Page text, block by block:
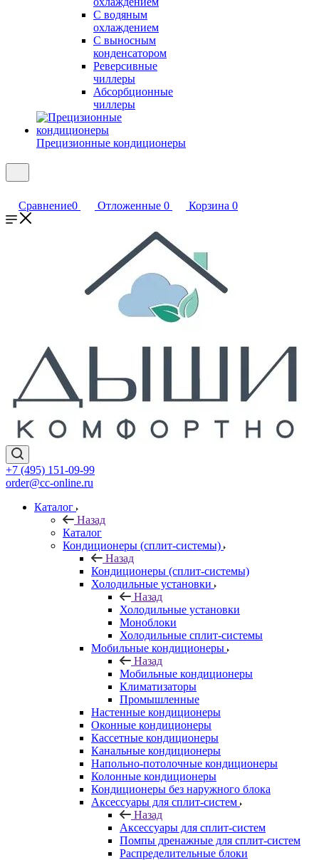
С водяным
охлаждением
С выносным
конденсатором
Реверсивные
чиллеры
Абсорбционные
чиллеры
Прецизионные кондиционеры
Сравнение0 Отложенные 0 Корзина 0
+7 (495) 151-09-99
order@cc-online.ru
Каталог
Назад
Каталог
Кондиционеры (сплит-системы)
Назад
Кондиционеры (сплит-системы)
Холодильные установки
Назад
Холодильные установки
Моноблоки
Холодильные сплит-системы
Мобильные кондиционеры
Назад
Мобильные кондиционеры
Климатизаторы
Промышленные
Настенные кондиционеры
Оконные кондиционеры
Кассетные кондиционеры
Канальные кондиционеры
Напольно-потолочные кондиционеры
Колонные кондиционеры
Кондиционеры без наружного блока
Аксессуары для сплит-систем
Назад
Аксессуары для сплит-систем
Помпы дренажные для сплит-систем
Распределительные блоки